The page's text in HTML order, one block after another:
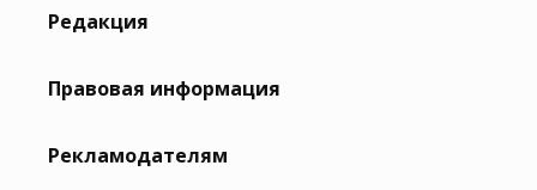
Редакция
Правовая информация
Рекламодателям